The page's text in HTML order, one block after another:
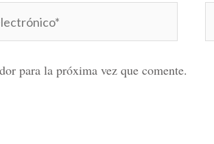
para la próxima vez que comente.